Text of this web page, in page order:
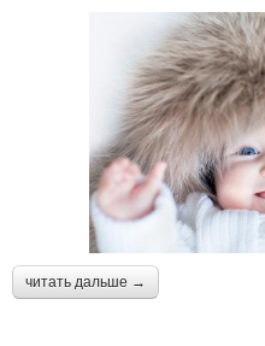
читать дальше →